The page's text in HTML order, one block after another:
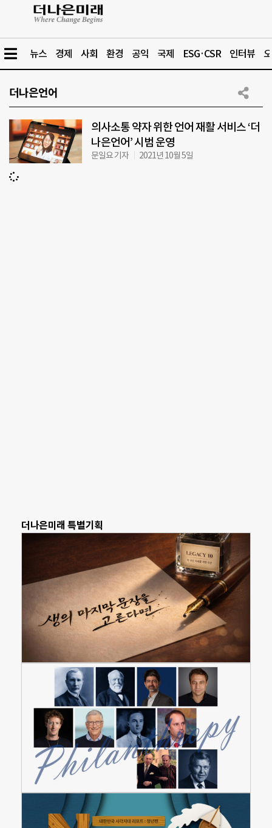
뉴스 경제 사회 환경 공익 국제 ESG·CSR 인터뷰
더나은언어
의사소통 약자 위한 언어 재활 서비스 ‘더
나은언어’ 시범 운영
문일요 기자 2021년 10월 5일
더나은미래 특별기획